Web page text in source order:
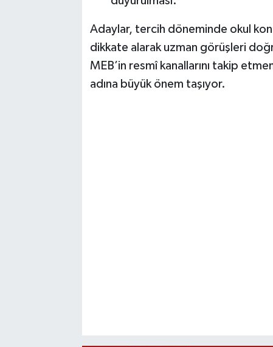
Adaylar, tercih döneminde okul
dikkate alarak uzman görüşleri
MEB’in resmî kanallarını takip
adına büyük önem taşıyor.